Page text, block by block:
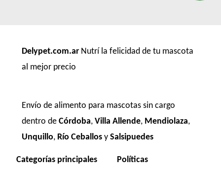
Cordero
Vitalcan Premium Perro Control de Peso
Vitalcan Therapy Canine Hypoallergenic Care
Vitalcan Therapy Canine Mobility AID
Vitalcan Therapy Canine Obesity Management
Voraz Perros Adultos
Delypet.com.ar Nutrí la felicidad de tu mascota
al mejor precio
Envío de alimento para mascotas sin cargo
dentro de Córdoba, Villa Allende, Mendiolaza,
Unquillo, Río Ceballos y Salsipuedes
Categorías principales
Políticas